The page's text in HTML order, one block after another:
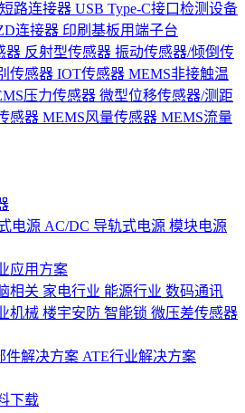
短路连接器 USB Type-C接口检测设备
连接器 印刷基板用端子台
器 反射型传感器 振动传感器/倾倒传
传感器 IOT传感器 MEMS非接触温
压力传感器 微型位移传感器/测距
感器 MEMS风量传感器 MEMS流量
电源 AC/DC 导轨式电源 模块电源
应用方案
相关 家电行业 能源行业 数码通讯
机械 楼宇安防 智能锁 微压差传感器
件解决方案 ATE行业解决方案
下载